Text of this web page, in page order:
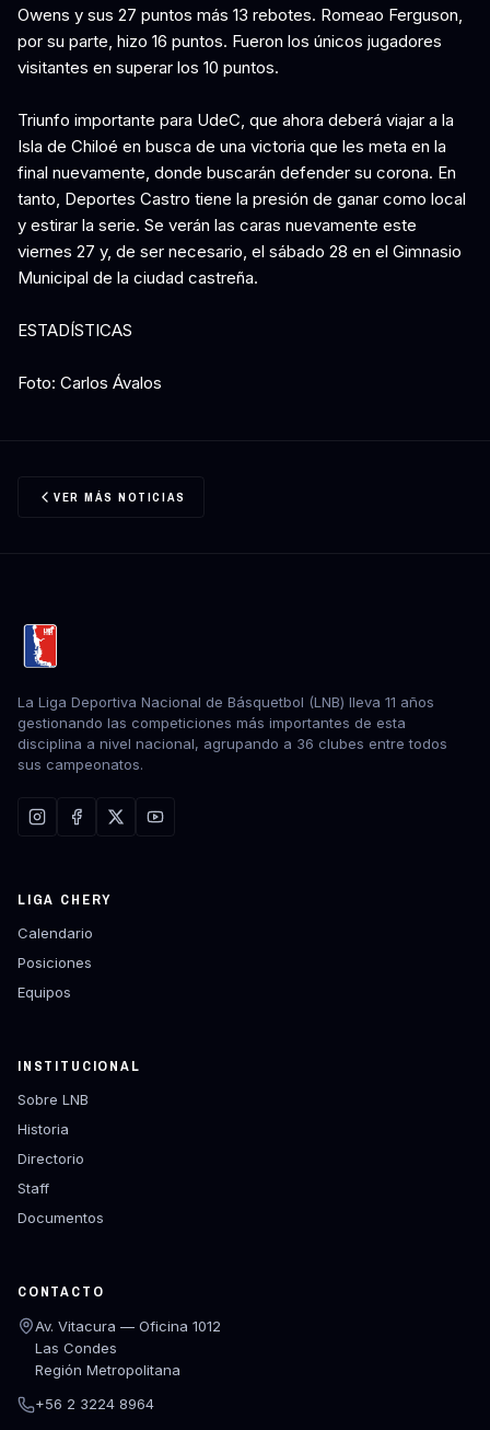
Owens y sus 27 puntos más 13 rebotes. Romeao Ferguson,
por su parte, hizo 16 puntos. Fueron los únicos jugadores
visitantes en superar los 10 puntos.
Triunfo importante para UdeC, que ahora deberá viajar a la
Isla de Chiloé en busca de una victoria que les meta en la
final nuevamente, donde buscarán defender su corona. En
tanto, Deportes Castro tiene la presión de ganar como local
y estirar la serie. Se verán las caras nuevamente este
viernes 27 y, de ser necesario, el sábado 28 en el Gimnasio
Municipal de la ciudad castreña.
ESTADÍSTICAS
Foto: Carlos Ávalos
VER MÁS NOTICIAS
La Liga Deportiva Nacional de Básquetbol (LNB) lleva 11 años
gestionando las competiciones más importantes de esta
disciplina a nivel nacional, agrupando a 36 clubes entre todos
sus campeonatos.
LIGA CHERY
Calendario
Posiciones
Equipos
INSTITUCIONAL
Sobre LNB
Historia
Directorio
Staff
Documentos
CONTACTO
Av. Vitacura — Oficina 1012
Las Condes
Región Metropolitana
+56 2 3224 8964